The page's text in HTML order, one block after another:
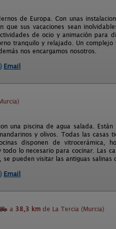
de Europa. Con unas
sus vacaciones sean
de ocio y animación para
tranquilo y relajado. Un complejo
nos encargamos nosotros.
Email
piscina de agua salada. Están
y olivos. Todas las casas
disponen de vitrocerámica,
lo necesario para cocinar. Las
pueden visitar las antiguas salinas
Email
a 38,3 km de La Tercia (Murcia)